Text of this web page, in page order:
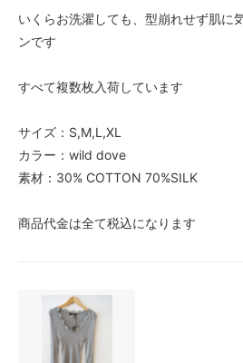
いくらお洗濯しても、型崩れせず肌に
ンです
すべて複数枚入荷しています
サイズ：S,M,L,XL
カラー：wild dove
素材：30% COTTON 70%SILK
商品代金は全て税込になります